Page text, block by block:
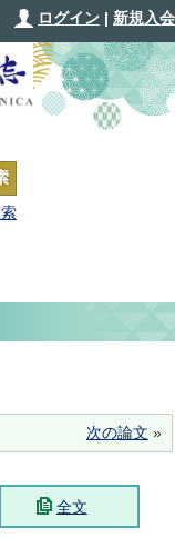
ログイン | 新規入会
次の論文 »
全文